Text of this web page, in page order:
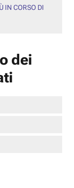
IN CORSO DI
dei